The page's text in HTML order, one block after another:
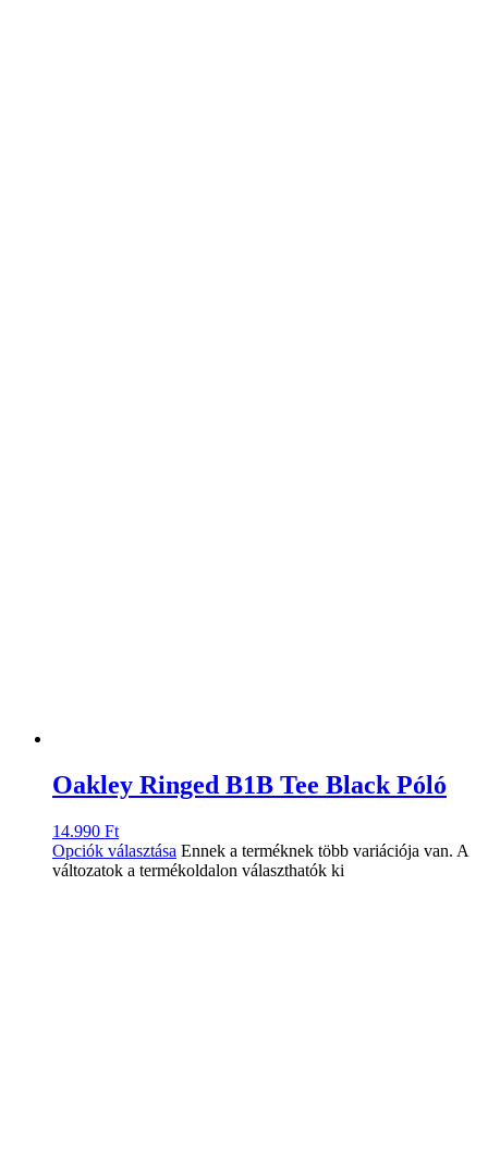
Oakley Ringed B1B Tee Black Póló
14.990 Ft
Opciók választása Ennek a terméknek több variációja van. A
változatok a termékoldalon választhatók ki